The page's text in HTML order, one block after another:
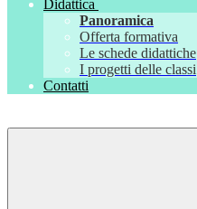
Didattica
Panoramica
Offerta formativa
Le schede didattiche
I progetti delle classi
Contatti